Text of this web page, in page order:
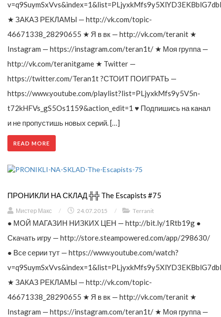
★ ЗАКАЗ РЕКЛАМЫ — http://vk.com/topic-
46671338_28290655 ★ Я в вк — http://vk.com/teranit ★
Instagram — https://instagram.com/teran1t/ ★ Моя группа —
http://vk.com/teranitgame ★ Twitter —
https://twitter.com/Teran1t ?СТОИТ ПОИГРАТЬ —
https://www.youtube.com/playlist?list=PLjyxkMfs9y5V5n-
t72kHFVs_gS5Os1159&action_edit=1 ♥ Подпишись на канал
и не пропустишь новых серий. […]
READ MORE
ПРОНИКЛИ НА СКЛАД ╬╬ The Escapists #75
Мистер Макс / 24.07.2015 / Terranit
● МОЙ МАГАЗИН НИЗКИХ ЦЕН — http://bit.ly/1Rtb19g ●
Скачать игру — http://store.steampowered.com/app/298630/
● Все серии тут — https://www.youtube.com/watch?
★ ЗАКАЗ РЕКЛАМЫ — http://vk.com/topic-
46671338_28290655 ★ Я в вк — http://vk.com/teranit ★
Instagram — https://instagram.com/teran1t/ ★ Моя группа —